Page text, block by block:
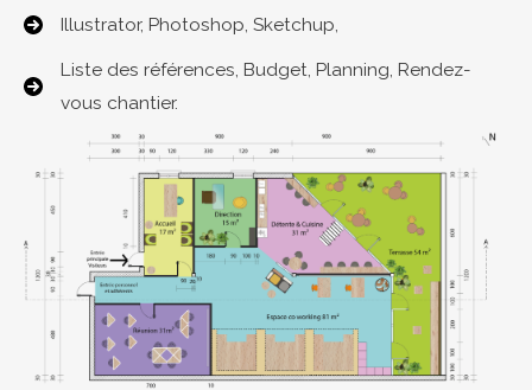
Illustrator, Photoshop, Sketchup,
Liste des références, Budget, Planning, Rendez-
vous chantier.